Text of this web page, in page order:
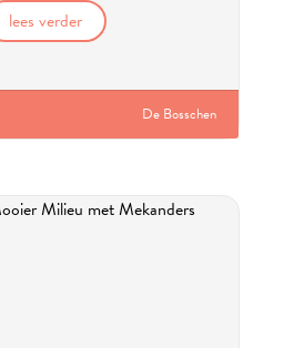
lees verder
De Bosschen